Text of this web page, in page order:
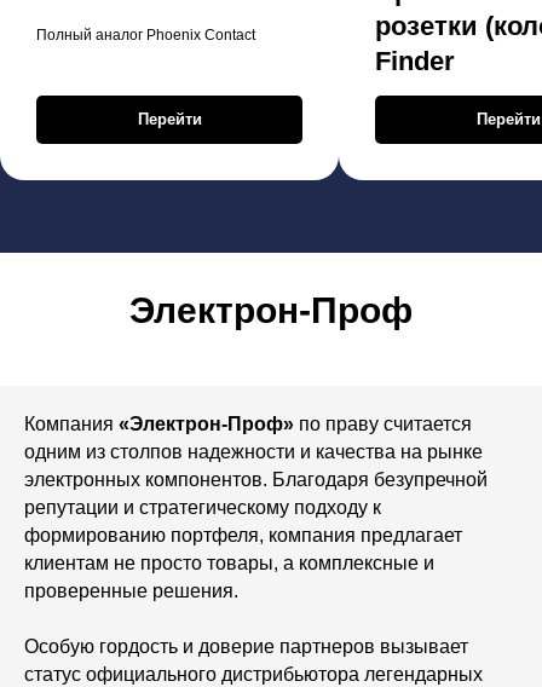
Полный аналог Phoenix Contact
Перейти
розетки
Finder
Перейти
Электрон-Проф
Компания «Электрон-Проф» по праву считается
одним из столпов надежности и качества на рынке
электронных компонентов. Благодаря безупречной
репутации и стратегическому подходу к
формированию портфеля, компания предлагает
клиентам не просто товары, а комплексные и
проверенные решения.
Особую гордость и доверие партнеров вызывает
статус официального дистрибьютора легендарных